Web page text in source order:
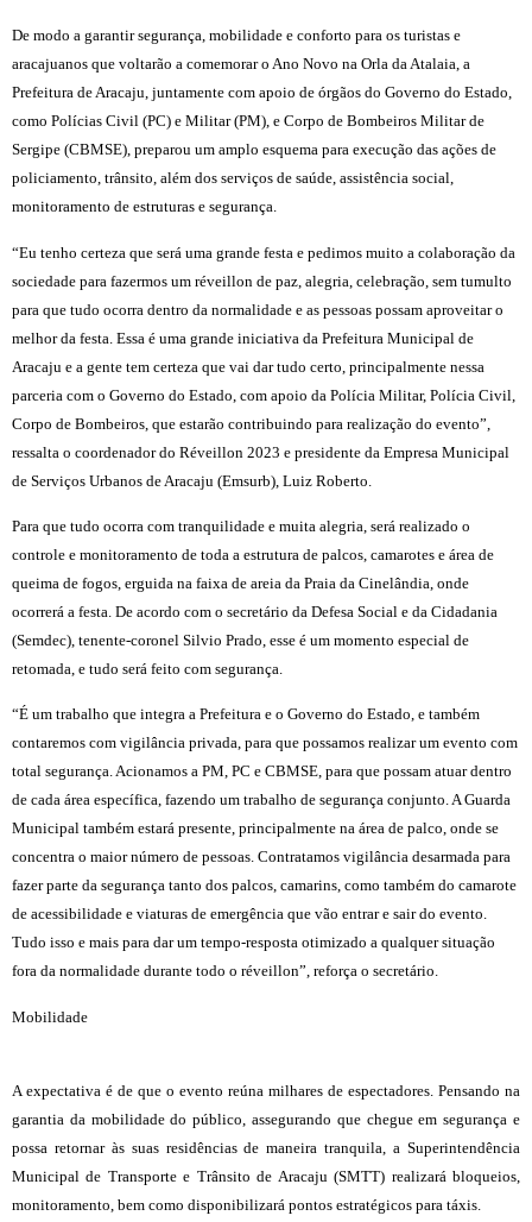
De modo a garantir segurança, mobilidade e conforto para os turistas e
aracajuanos que voltarão a comemorar o Ano Novo na Orla da Atalaia, a
Prefeitura de Aracaju, juntamente com apoio de órgãos do Governo do Estado,
como Polícias Civil (PC) e Militar (PM), e Corpo de Bombeiros Militar de
Sergipe (CBMSE), preparou um amplo esquema para execução das ações de
policiamento, trânsito, além dos serviços de saúde, assistência social,
monitoramento de estruturas e segurança.
“Eu tenho certeza que será uma grande festa e pedimos muito a colaboração da
sociedade para fazermos um réveillon de paz, alegria, celebração, sem tumulto
para que tudo ocorra dentro da normalidade e as pessoas possam aproveitar o
melhor da festa. Essa é uma grande iniciativa da Prefeitura Municipal de
Aracaju e a gente tem certeza que vai dar tudo certo, principalmente nessa
parceria com o Governo do Estado, com apoio da Polícia Militar, Polícia Civil,
Corpo de Bombeiros, que estarão contribuindo para realização do evento”,
ressalta o coordenador do Réveillon 2023 e presidente da Empresa Municipal
de Serviços Urbanos de Aracaju (Emsurb), Luiz Roberto.
Para que tudo ocorra com tranquilidade e muita alegria, será realizado o
controle e monitoramento de toda a estrutura de palcos, camarotes e área de
queima de fogos, erguida na faixa de areia da Praia da Cinelândia, onde
ocorrerá a festa. De acordo com o secretário da Defesa Social e da Cidadania
(Semdec), tenente-coronel Silvio Prado, esse é um momento especial de
retomada, e tudo será feito com segurança.
“É um trabalho que integra a Prefeitura e o Governo do Estado, e também
contaremos com vigilância privada, para que possamos realizar um evento com
total segurança. Acionamos a PM, PC e CBMSE, para que possam atuar dentro
de cada área específica, fazendo um trabalho de segurança conjunto. A Guarda
Municipal também estará presente, principalmente na área de palco, onde se
concentra o maior número de pessoas. Contratamos vigilância desarmada para
fazer parte da segurança tanto dos palcos, camarins, como também do camarote
de acessibilidade e viaturas de emergência que vão entrar e sair do evento.
Tudo isso e mais para dar um tempo-resposta otimizado a qualquer situação
fora da normalidade durante todo o réveillon”, reforça o secretário.
Mobilidade
A expectativa é de que o evento reúna milhares de espectadores. Pensando na
garantia da mobilidade do público, assegurando que chegue em segurança e
possa retornar às suas residências de maneira tranquila, a Superintendência
Municipal de Transporte e Trânsito de Aracaju (SMTT) realizará bloqueios,
monitoramento, bem como disponibilizará pontos estratégicos para táxis.